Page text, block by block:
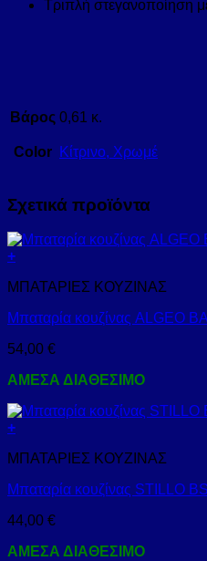
Τριπλή στεγανοποίηση
Βάρος 0,61 κ.
Color Κίτρινο, Χρωμέ
Σχετικά προϊόντα
+
ΜΠΑΤΑΡΙΕΣ ΚΟΥΖΙΝΑΣ
Μπαταρία κουζίνας ALGEO
54,00 €
ΑΜΕΣΑ ΔΙΑΘΕΣΙΜΟ
+
ΜΠΑΤΑΡΙΕΣ ΚΟΥΖΙΝΑΣ
Μπαταρία κουζίνας STILLO
44,00 €
ΑΜΕΣΑ ΔΙΑΘΕΣΙΜΟ